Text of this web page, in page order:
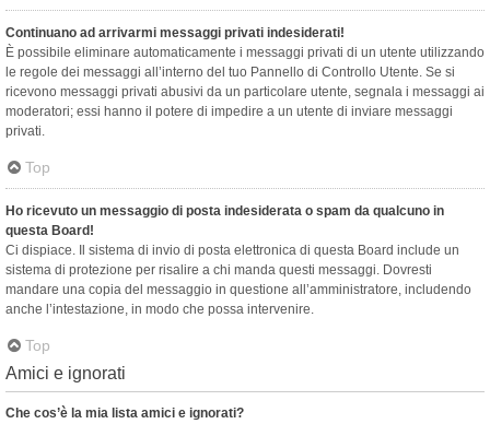
Continuano ad arrivarmi messaggi privati indesiderati!
È possibile eliminare automaticamente i messaggi privati ​​di un utente utilizzando
le regole dei messaggi all’interno del tuo Pannello di Controllo Utente. Se si
ricevono messaggi privati ​​abusivi da un particolare utente, segnala i messaggi ai
moderatori; essi hanno il potere di impedire a un utente di inviare messaggi
privati​​.
Top
Ho ricevuto un messaggio di posta indesiderata o spam da qualcuno in
questa Board!
Ci dispiace. Il sistema di invio di posta elettronica di questa Board include un
sistema di protezione per risalire a chi manda questi messaggi. Dovresti
mandare una copia del messaggio in questione all’amministratore, includendo
anche l’intestazione, in modo che possa intervenire.
Top
Amici e ignorati
Che cos’è la mia lista amici e ignorati?